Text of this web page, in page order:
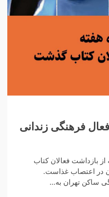
فرهنگی زندانی
دوازده هفته از بازداشت فعالان کتاب
در اعتصاب غذاست.
ساکن تهران به...